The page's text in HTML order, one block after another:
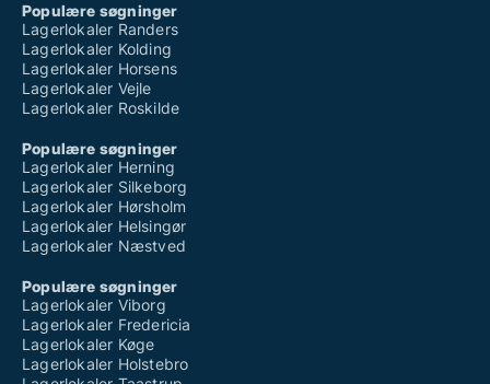
Populære søgninger
Lagerlokaler Randers
Lagerlokaler Kolding
Lagerlokaler Horsens
Lagerlokaler Vejle
Lagerlokaler Roskilde
Populære søgninger
Lagerlokaler Herning
Lagerlokaler Silkeborg
Lagerlokaler Hørsholm
Lagerlokaler Helsingør
Lagerlokaler Næstved
Populære søgninger
Lagerlokaler Viborg
Lagerlokaler Fredericia
Lagerlokaler Køge
Lagerlokaler Holstebro